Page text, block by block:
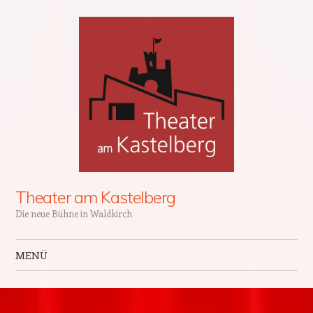
Theater am Kastelberg
Die neue Bühne in Waldkirch
MENÜ